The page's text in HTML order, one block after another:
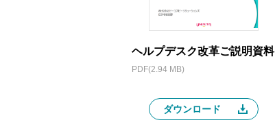
ヘルプデスク改革ご説明資料
PDF(2.94 MB)
ダウンロード